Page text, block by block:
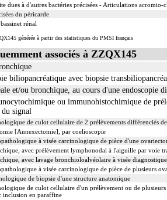
dues à d'autres bactéries précisées - Articulations
du péricarde
rénal
générée à partir des statistiques du PMSI français
associés à ZZQX145
biliopancréatique avec biopsie
et/ou bronchique, au cours d'une endoscopie
ou immunohistochimique de
signal
de culot cellulaire de 2 prélèvements différenciés
[Annexectomie], par coelioscopie
à visée carcinologique de pièce d'une
avec prélèvement lymphonodal à l'aiguille par voie
avec lavage bronchioloalvéolaire à visée diagnostique
à visée carcinologique de pièce de plusieurs
de biopsie d'une structure anatomique
de culot cellulaire d'un prélèvement ou de
inclusion en paraffine